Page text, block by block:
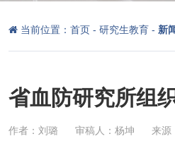
当前位置： 首页 - 研究生教育 - 新
省血防研究所组
作者：刘璐 审稿人：杨坤 来源